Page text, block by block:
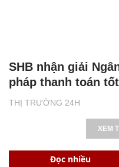
THỊ TRƯỜNG 24H
SHB nhận giải
pháp thanh toán
XEM
Đọc nhiều